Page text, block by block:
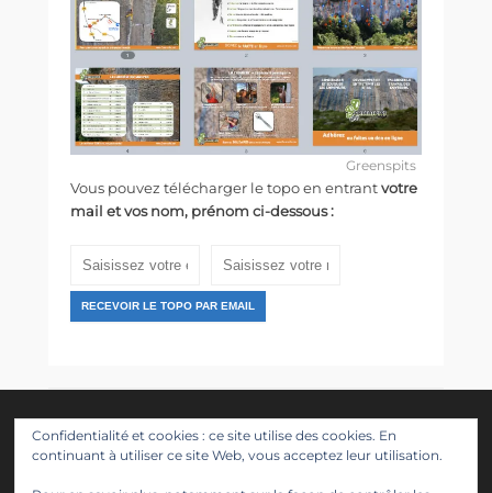
Greenspits
Vous pouvez télécharger le topo en entrantvotre
mail et vos nom, prénom ci-dessous :
RECEVOIR LE TOPO PAR EMAIL
Suivez nous
Facebook
TwitterInstagram
LinkedIn
YouTube
Confidentialité et cookies : ce site utilise des cookies. En
continuant à utiliser ce site Web, vous acceptez leur utilisation.